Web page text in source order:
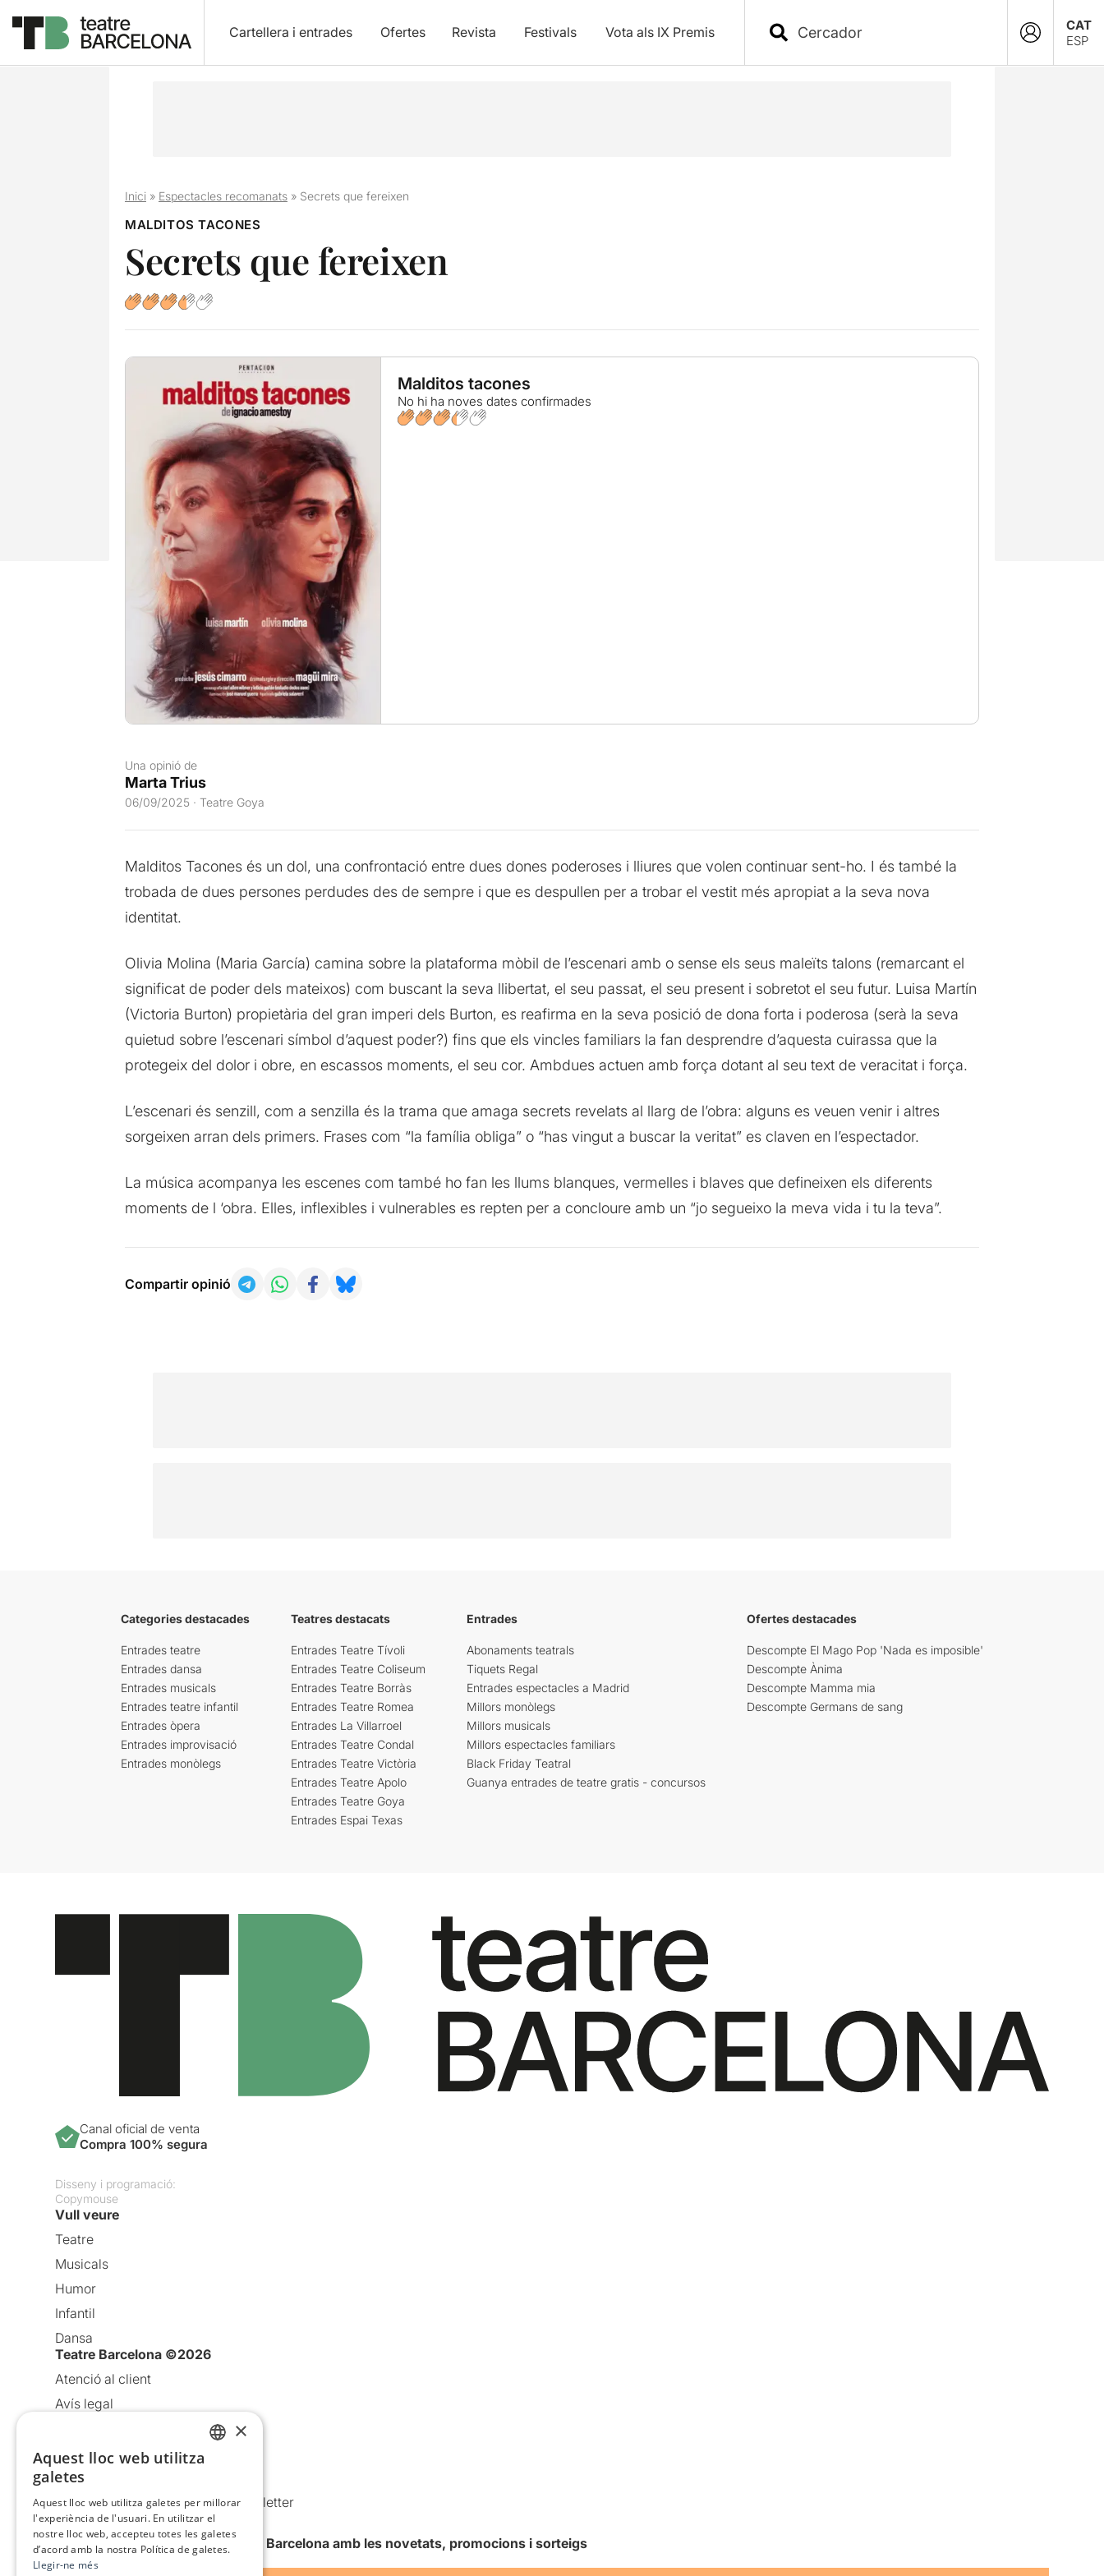
Cartellera i entrades Ofertes Revista Festivals Vota als IX Premis
CAT
ESP
Inici» Espectacles recomanats» Secrets que fereixen
MALDITOS TACONES
Secrets que fereixen
Malditos tacones
No hi ha noves dates confirmades
Una opinió de
Marta Trius
06/09/2025 · Teatre Goya
Malditos Tacones és un dol, una confrontació entre dues dones poderoses i lliures que volen continuar sent-ho. I és també la
trobada de dues persones perdudes des de sempre i que es despullen per a trobar el vestit més apropiat a la seva nova
identitat.
Olivia Molina (Maria García) camina sobre la plataforma mòbil de l’escenari amb o sense els seus maleïts talons (remarcant el
significat de poder dels mateixos) com buscant la seva llibertat, el seu passat, el seu present i sobretot el seu futur. Luisa Martín
(Victoria Burton) propietària del gran imperi dels Burton, es reafirma en la seva posició de dona forta i poderosa (serà la seva
quietud sobre l’escenari símbol d’aquest poder?) fins que els vincles familiars la fan desprendre d’aquesta cuirassa que la
protegeix del dolor i obre, en escassos moments, el seu cor. Ambdues actuen amb força dotant al seu text de veracitat i força.
L’escenari és senzill, com a senzilla és la trama que amaga secrets revelats al llarg de l’obra: alguns es veuen venir i altres
sorgeixen arran dels primers. Frases com “la família obliga” o “has vingut a buscar la veritat” es claven en l’espectador.
La música acompanya les escenes com també ho fan les llums blanques, vermelles i blaves que defineixen els diferents
moments de l ‘obra. Elles, inflexibles i vulnerables es repten per a concloure amb un “jo segueixo la meva vida i tu la teva”.
Compartir opinió
Categories destacades
Entrades teatre
Entrades dansa
Entrades musicals
Entrades teatre infantil
Entrades òpera
Entrades improvisació
Entrades monòlegs
Teatres destacats
Entrades Teatre Tívoli
Entrades Teatre Coliseum
Entrades Teatre Borràs
Entrades Teatre Romea
Entrades La Villarroel
Entrades Teatre Condal
Entrades Teatre Victòria
Entrades Teatre Apolo
Entrades Teatre Goya
Entrades Espai Texas
Entrades
Abonaments teatrals
Tiquets Regal
Entrades espectacles a Madrid
Millors monòlegs
Millors musicals
Millors espectacles familiars
Black Friday Teatral
Guanya entrades de teatre gratis - concursos
Ofertes destacades
Descompte El Mago Pop 'Nada es imposible'
Descompte Ànima
Descompte Mamma mia
Descompte Germans de sang
Canal oficial de venta
Compra 100% segura
Disseny i programació:
Copymouse
Vull veure
Teatre
Musicals
Humor
Infantil
Dansa
Teatre Barcelona ©2026
Atenció al client
Avís legal
Política de cookies
Condicions d’ús
Comunicacions comercials i Newsletter
Anuncia’t
Vull rebre la newsletter de Teatre Barcelona amb les novetats, promocions i sorteigs
×
Aquest lloc web utilitza
galetes
Aquest lloc web utilitza galetes per millorar
l'experiència de l'usuari. En utilitzar el
nostre lloc web, accepteu totes les galetes
d’acord amb la nostra Política de galetes.
Llegir-ne més